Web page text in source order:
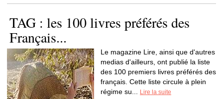
TAG : les 100 livres préférés des
Français...
Le magazine Lire, ainsi que d'autres
medias d'ailleurs, ont publié la liste
des 100 premiers livres préférés des
français. Cette liste circule à plein
régime su...
Lire la suite